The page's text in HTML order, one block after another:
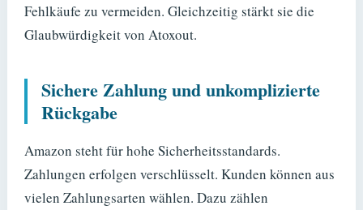
Fehlkäufe zu vermeiden. Gleichzeitig stärkt sie die
Glaubwürdigkeit von Atoxout.
Sichere Zahlung und unkomplizierte
Rückgabe
Amazon steht für hohe Sicherheitsstandards.
Zahlungen erfolgen verschlüsselt. Kunden können aus
vielen Zahlungsarten wählen. Dazu zählen